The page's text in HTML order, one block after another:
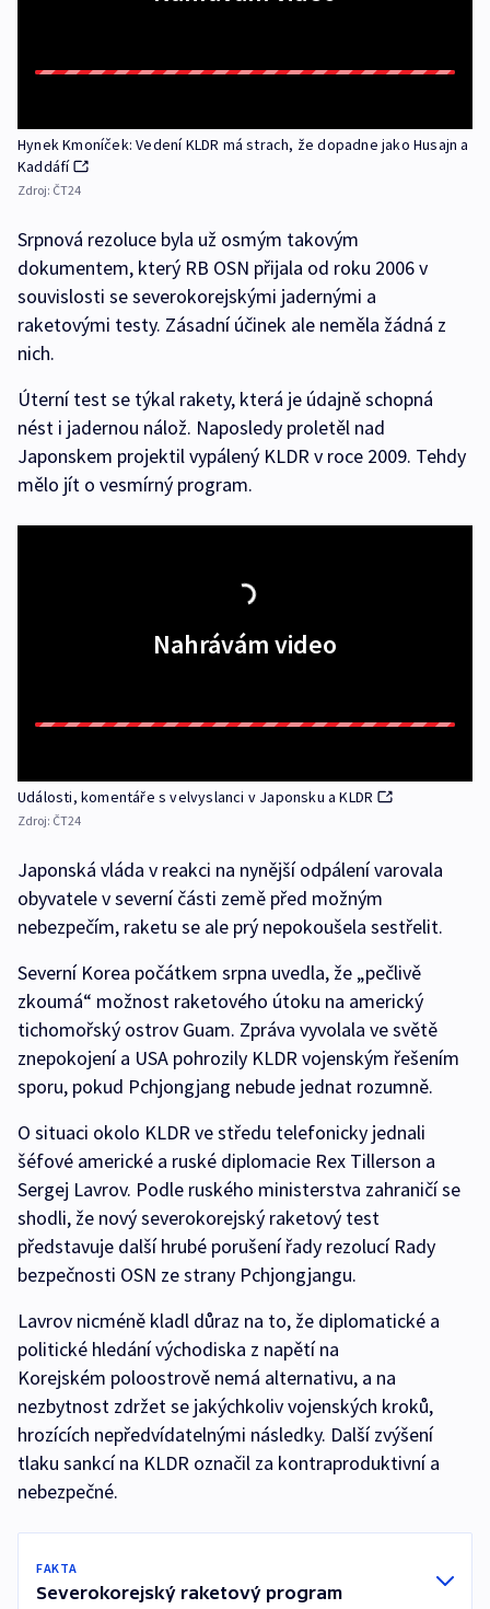
Hynek Kmoníček: Vedení KLDR má strach, že dopadne jako Husajn a
Kaddáfí
Zdroj: ČT24
Srpnová rezoluce byla už osmým takovým
dokumentem, který RB OSN přijala od roku 2006 v
souvislosti se severokorejskými jadernými a
raketovými testy. Zásadní účinek ale neměla žádná z
nich.
Úterní test se týkal rakety, která je údajně schopná
nést i jadernou nálož. Naposledy proletěl nad
Japonskem projektil vypálený KLDR v roce 2009. Tehdy
mělo jít o vesmírný program.
Nahrávám video
Události, komentáře s velvyslanci v Japonsku a KLDR
Zdroj: ČT24
Japonská vláda v reakci na nynější odpálení varovala
obyvatele v severní části země před možným
nebezpečím, raketu se ale prý nepokoušela sestřelit.
Severní Korea počátkem srpna uvedla, že „pečlivě
zkoumá“ možnost raketového útoku na americký
tichomořský ostrov Guam. Zpráva vyvolala ve světě
znepokojení a USA pohrozily KLDR vojenským řešením
sporu, pokud Pchjongjang nebude jednat rozumně.
O situaci okolo KLDR ve středu telefonicky jednali
šéfové americké a ruské diplomacie Rex Tillerson a
Sergej Lavrov. Podle ruského ministerstva zahraničí se
shodli, že nový severokorejský raketový test
představuje další hrubé porušení řady rezolucí Rady
bezpečnosti OSN ze strany Pchjongjangu.
Lavrov nicméně kladl důraz na to, že diplomatické a
politické hledání východiska z napětí na
Korejském poloostrově nemá alternativu, a na
nezbytnost zdržet se jakýchkoliv vojenských kroků,
hrozících nepředvídatelnými následky. Další zvýšení
tlaku sankcí na KLDR označil za kontraproduktivní a
nebezpečné.
FAKTA
Severokorejský raketový program